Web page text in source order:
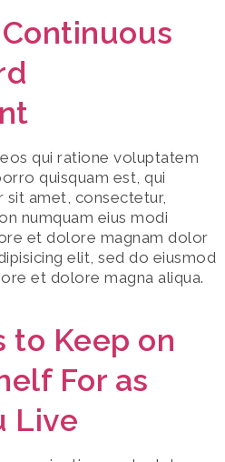
qui ratione voluptatem
quisquam est, qui
amet, consectetur,
numquam eius modi
et dolore magnam dolor
elit, sed do eiusmod
et dolore magna aliqua.
to Keep on
For as
Live